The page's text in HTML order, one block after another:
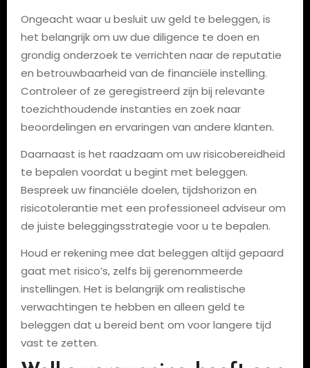
Ongeacht waar u besluit uw geld te beleggen, is
het belangrijk om uw due diligence te doen en
grondig onderzoek te verrichten naar de reputatie
en betrouwbaarheid van de financiële instelling.
Controleer of ze geregistreerd zijn bij relevante
toezichthoudende instanties en zoek naar
beoordelingen en ervaringen van andere klanten.
Daarnaast is het raadzaam om uw risicobereidheid
te bepalen voordat u begint met beleggen.
Bespreek uw financiële doelen, tijdshorizon en
risicotolerantie met een professioneel adviseur om
de juiste beleggingsstrategie voor u te bepalen.
Houd er rekening mee dat beleggen altijd gepaard
gaat met risico’s, zelfs bij gerenommeerde
instellingen. Het is belangrijk om realistische
verwachtingen te hebben en alleen geld te
beleggen dat u bereid bent om voor langere tijd
vast te zetten.